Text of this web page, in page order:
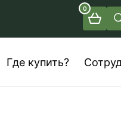
0
Где купить?